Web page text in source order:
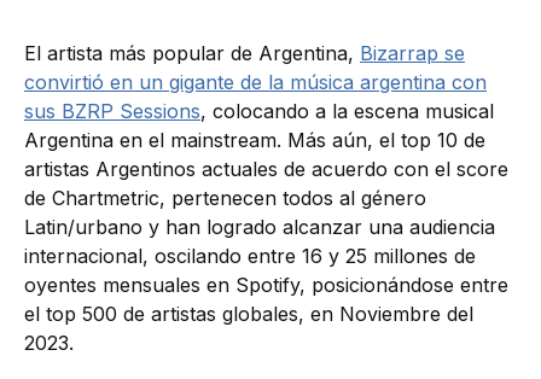
El artista más popular de Argentina, Bizarrap se
convirtió en un gigante de la música argentina con
sus BZRP Sessions, colocando a la escena musical
Argentina en el mainstream. Más aún, el top 10 de
artistas Argentinos actuales de acuerdo con el score
de Chartmetric, pertenecen todos al género
Latin/urbano y han logrado alcanzar una audiencia
internacional, oscilando entre 16 y 25 millones de
oyentes mensuales en Spotify, posicionándose entre
el top 500 de artistas globales, en Noviembre del
2023.